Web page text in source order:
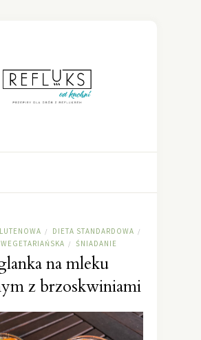
/ DIETA STANDARDOWA /
/ ŚNIADANIE
na mleku
z brzoskwiniami